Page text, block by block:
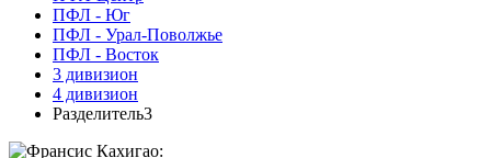
ПФЛ - Юг
ПФЛ - Урал-Поволжье
ПФЛ - Восток
3 дивизион
4 дивизион
Разделитель3